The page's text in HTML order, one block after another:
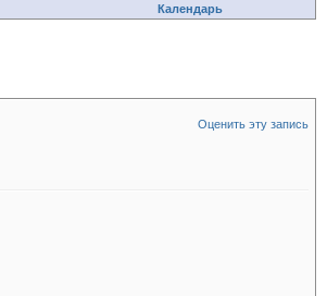
Календарь
Оценить эту запись